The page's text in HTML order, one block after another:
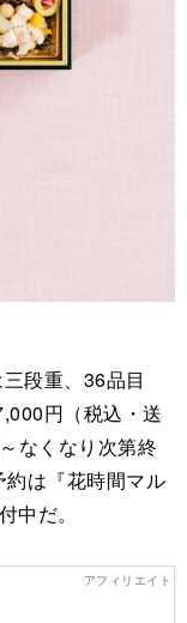
段重、36品目
円（税込・送
なくなり次第終
は『花時間マル
中だ。